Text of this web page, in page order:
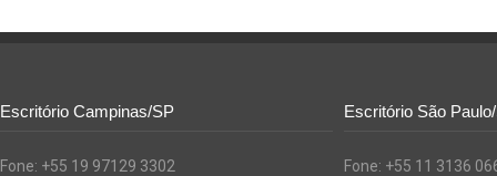
Escritório Campinas/SP
Fone: +55 19 97129 3302
Escritório São
Fone: +55 11 3136